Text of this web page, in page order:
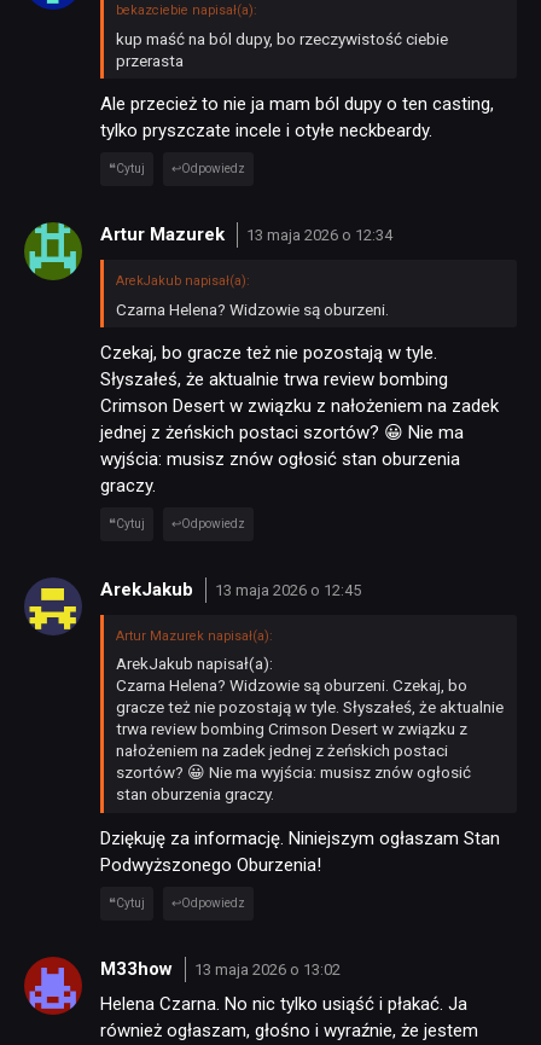
bekazciebie napisał(a):
kup maść na ból dupy, bo rzeczywistość ciebie
przerasta
Ale przecież to nie ja mam ból dupy o ten casting,
tylko pryszczate incele i otyłe neckbeardy.
Cytuj Odpowiedz
Artur Mazurek 13 maja 2026 o 12:34
ArekJakub napisał(a):
Czarna Helena? Widzowie są oburzeni.
Czekaj, bo gracze też nie pozostają w tyle.
Słyszałeś, że aktualnie trwa review bombing
Crimson Desert w związku z nałożeniem na zadek
jednej z żeńskich postaci szortów? 😀 Nie ma
wyjścia: musisz znów ogłosić stan oburzenia
graczy.
Cytuj Odpowiedz
ArekJakub 13 maja 2026 o 12:45
Artur Mazurek napisał(a):
ArekJakub napisał(a):
Czarna Helena? Widzowie są oburzeni. Czekaj, bo
gracze też nie pozostają w tyle. Słyszałeś, że aktualnie
trwa review bombing Crimson Desert w związku z
nałożeniem na zadek jednej z żeńskich postaci
szortów? 😀 Nie ma wyjścia: musisz znów ogłosić
stan oburzenia graczy.
Dziękuję za informację. Niniejszym ogłaszam Stan
Podwyższonego Oburzenia!
Cytuj Odpowiedz
M33how 13 maja 2026 o 13:02
Helena Czarna. No nic tylko usiąść i płakać. Ja
również ogłaszam, głośno i wyraźnie, że jestem